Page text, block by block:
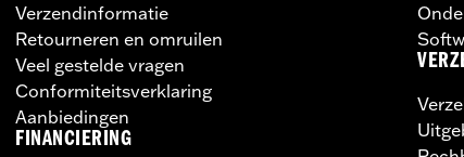
Verzendinformatie
Retourneren en omruilen
Veel gestelde vragen
Conformiteitsverklaring
Aanbiedingen
FINANCIERING